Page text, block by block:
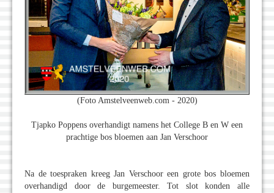
(Foto Amstelveenweb.com - 2020)
Tjapko Poppens overhandigt namens het College B en W een
prachtige bos bloemen aan Jan Verschoor
Na de toespraken kreeg Jan Verschoor een grote bos bloemen
overhandigd door de burgemeester. Tot slot konden alle